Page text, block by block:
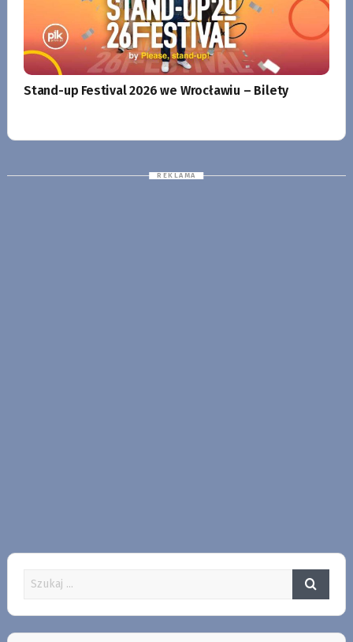
Stand-up Festival 2026 we Wrocławiu – Bilety